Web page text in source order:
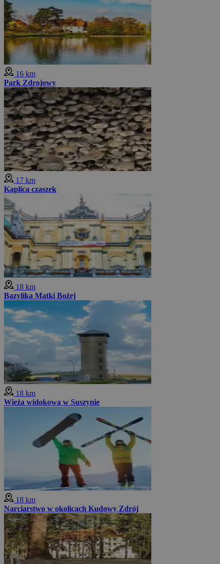
16 km
Park Zdrojowy
17 km
Kaplica czaszek
18 km
Bazylika Matki Bożej
18 km
Wieża widokowa w Suszynie
18 km
Narciarstwo w okolicach Kudowy Zdrój